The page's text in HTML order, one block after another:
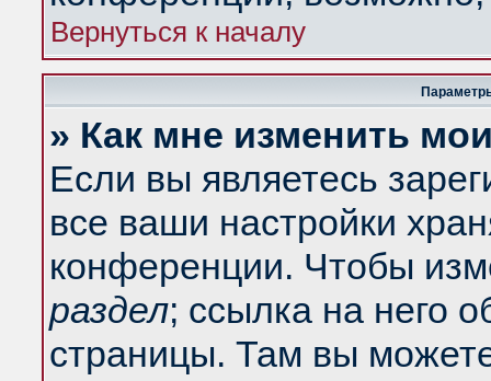
Вернуться к началу
» Как мне изменить
Если вы являетесь
все ваши настройки
конференции. Чтобы
раздел; ссылка на него
страницы. Там вы